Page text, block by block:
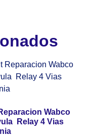
Wabco
Relay 4 Vias